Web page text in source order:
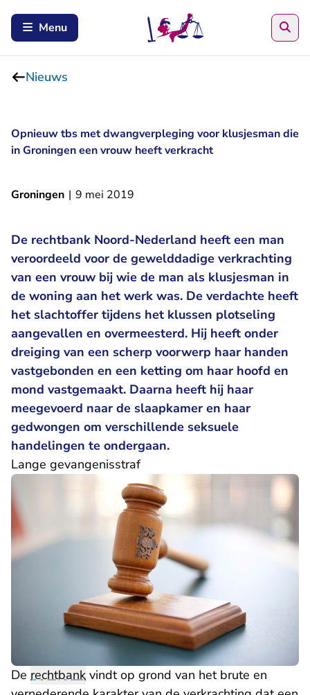
Menu
Nieuws
Opnieuw tbs met dwangverpleging voor klusjesman die
in Groningen een vrouw heeft verkracht
Groningen | 9 mei 2019
De rechtbank Noord-Nederland heeft een man
veroordeeld voor de gewelddadige verkrachting
van een vrouw bij wie de man als klusjesman in
de woning aan het werk was. De verdachte heeft
het slachtoffer tijdens het klussen plotseling
aangevallen en overmeesterd. Hij heeft onder
dreiging van een scherp voorwerp haar handen
vastgebonden en een ketting om haar hoofd en
mond vastgemaakt. Daarna heeft hij haar
meegevoerd naar de slaapkamer en haar
gedwongen om verschillende seksuele
handelingen te ondergaan.
Lange gevangenisstraf
De rechtbank vindt op grond van het brute en